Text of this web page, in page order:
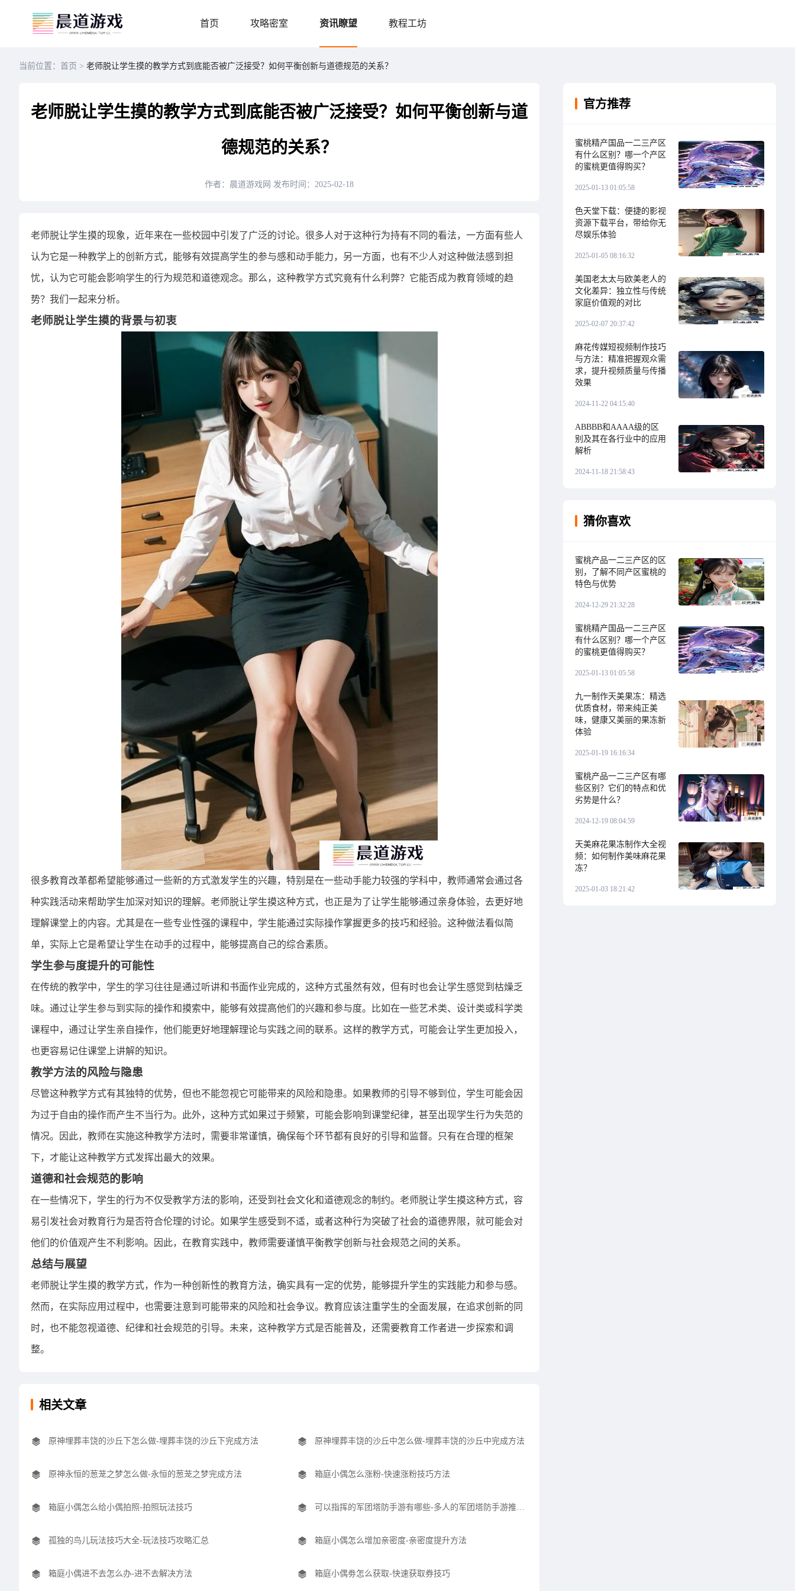
首页 攻略密室 资讯瞭望 教程工坊
当前位置：首页 > 老师脱让学生摸的教学方式到底能否被广泛接受？如何平衡创新与道德规范的关系？
老师脱让学生摸的教学方式到底能否被广泛接受？如何平衡创新与道
德规范的关系？
作者：晨道游戏网 发布时间：2025-02-18
老师脱让学生摸的现象，近年来在一些校园中引发了广泛的讨论。很多人对于这种行为持有不同的看法，一方面有些人
认为它是一种教学上的创新方式，能够有效提高学生的参与感和动手能力，另一方面，也有不少人对这种做法感到担
忧，认为它可能会影响学生的行为规范和道德观念。那么，这种教学方式究竟有什么利弊？它能否成为教育领域的趋
势？我们一起来分析。
老师脱让学生摸的背景与初衷
很多教育改革都希望能够通过一些新的方式激发学生的兴趣，特别是在一些动手能力较强的学科中，教师通常会通过各
种实践活动来帮助学生加深对知识的理解。老师脱让学生摸这种方式，也正是为了让学生能够通过亲身体验，去更好地
理解课堂上的内容。尤其是在一些专业性强的课程中，学生能通过实际操作掌握更多的技巧和经验。这种做法看似简
单，实际上它是希望让学生在动手的过程中，能够提高自己的综合素质。
学生参与度提升的可能性
在传统的教学中，学生的学习往往是通过听讲和书面作业完成的，这种方式虽然有效，但有时也会让学生感觉到枯燥乏
味。通过让学生参与到实际的操作和摸索中，能够有效提高他们的兴趣和参与度。比如在一些艺术类、设计类或科学类
课程中，通过让学生亲自操作，他们能更好地理解理论与实践之间的联系。这样的教学方式，可能会让学生更加投入，
也更容易记住课堂上讲解的知识。
教学方法的风险与隐患
尽管这种教学方式有其独特的优势，但也不能忽视它可能带来的风险和隐患。如果教师的引导不够到位，学生可能会因
为过于自由的操作而产生不当行为。此外，这种方式如果过于频繁，可能会影响到课堂纪律，甚至出现学生行为失范的
情况。因此，教师在实施这种教学方法时，需要非常谨慎，确保每个环节都有良好的引导和监督。只有在合理的框架
下，才能让这种教学方式发挥出最大的效果。
道德和社会规范的影响
在一些情况下，学生的行为不仅受教学方法的影响，还受到社会文化和道德观念的制约。老师脱让学生摸这种方式，容
易引发社会对教育行为是否符合伦理的讨论。如果学生感受到不适，或者这种行为突破了社会的道德界限，就可能会对
他们的价值观产生不利影响。因此，在教育实践中，教师需要谨慎平衡教学创新与社会规范之间的关系。
总结与展望
老师脱让学生摸的教学方式，作为一种创新性的教育方法，确实具有一定的优势，能够提升学生的实践能力和参与感。
然而，在实际应用过程中，也需要注意到可能带来的风险和社会争议。教育应该注重学生的全面发展，在追求创新的同
时，也不能忽视道德、纪律和社会规范的引导。未来，这种教学方式是否能普及，还需要教育工作者进一步探索和调
整。
相关文章
原神埋葬丰饶的沙丘下怎么做-埋葬丰饶的沙丘下完成方法 原神埋葬丰饶的沙丘中怎么做-埋葬丰饶的沙丘中完成方法
原神永恒的葱茏之梦怎么做-永恒的葱茏之梦完成方法 箱庭小偶怎么涨粉-快速涨粉技巧方法
箱庭小偶怎么给小偶拍照-拍照玩法技巧 可以指挥的军团塔防手游有哪些-多人的军团塔防手游推荐盘点
孤独的鸟儿玩法技巧大全-玩法技巧攻略汇总 箱庭小偶怎么增加亲密度-亲密度提升方法
箱庭小偶进不去怎么办-进不去解决方法 箱庭小偶劵怎么获取-快速获取券技巧
官方推荐
蜜桃精产国品一二三产区
有什么区别？哪一个产区
的蜜桃更值得购买？
2025-01-13 01:05:58
色天堂下载：便捷的影视
资源下载平台，带给你无
尽娱乐体验
2025-01-05 08:16:32
美国老太太与欧美老人的
文化差异：独立性与传统
家庭价值观的对比
2025-02-07 20:37:42
麻花传媒短视频制作技巧
与方法：精准把握观众需
求，提升视频质量与传播
效果
2024-11-22 04:15:40
ABBBB和AAAA级的区
别及其在各行业中的应用
解析
2024-11-18 21:58:43
猜你喜欢
蜜桃产品一二三产区的区
别，了解不同产区蜜桃的
特色与优势
2024-12-29 21:32:28
蜜桃精产国品一二三产区
有什么区别？哪一个产区
的蜜桃更值得购买？
2025-01-13 01:05:58
九一制作天美果冻：精选
优质食材，带来纯正美
味，健康又美丽的果冻新
体验
2025-01-19 16:16:34
蜜桃产品一二三产区有哪
些区别？它们的特点和优
劣势是什么？
2024-12-19 08:04:59
天美麻花果冻制作大全视
频：如何制作美味麻花果
冻？
2025-01-03 18:21:42